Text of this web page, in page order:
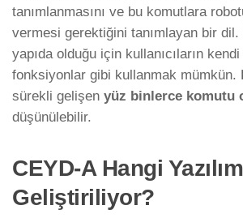
tanımlanmasını ve bu komutlara
vermesi gerektiğini tanımlayan bir
yapıda olduğu için kullanıcıların
fonksiyonlar gibi kullanmak mümkün.
sürekli gelişen yüz binlerce komutu
düşünülebilir.
CEYD-A Hangi
Geliştiriliyor?